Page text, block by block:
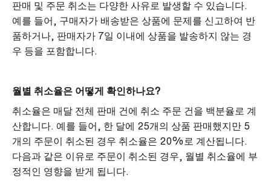
판매 및 주문 취소는 다양한 사유로 발생할 수 있습니다.
예를 들어, 구매자가 배송받은 상품에 문제를 신고하여 반
품하거나, 판매자가 7일 이내에 상품을 발송하지 않는 경
우 등을 포함합니다.
월별 취소율은 어떻게 확인하나요?
취소율은 매달 전체 판매 건에 취소 주문 건을 백분율로 계
산합니다. 예를 들어, 한 달에 25개의 상품 판매했지만 5
개의 주문이 취소된 경우 취소율은 20%로 계산됩니다.
다음과 같은 이유로 주문이 취소된 경우, 월별 취소율에 부
정적인 영향을 받게 됩니다.